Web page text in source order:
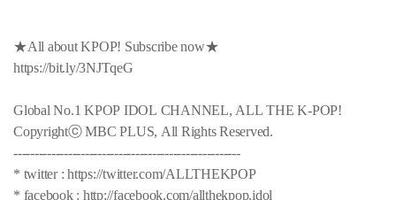
★All about KPOP! Subscribe now★
https://bit.ly/3NJTqeG
Global No.1 KPOP IDOL CHANNEL, ALL THE K-POP!
Copyrightⓒ MBC PLUS, All Rights Reserved.
------------------------------------------------------
* twitter : https://twitter.com/ALLTHEKPOP
* facebook : http://facebook.com/allthekpop.idol